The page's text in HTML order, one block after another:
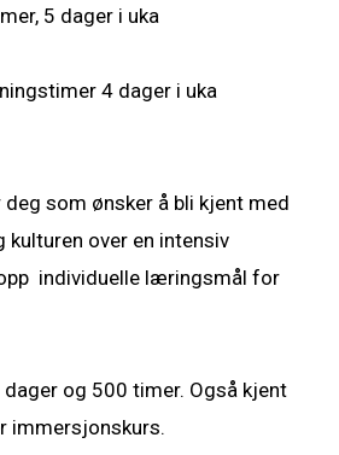
5 dager i uka
4 dager i uka
som ønsker å bli kjent med
over en intensiv
individuelle læringsmål for
dager og 500 timer. Også kjent
immersjonskurs.